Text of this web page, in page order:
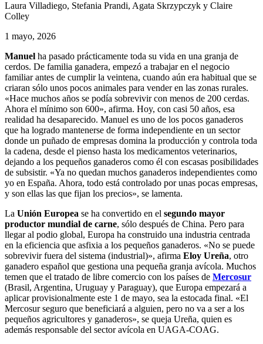
Laura Villadiego, Stefania Prandi, Agata Skrzypczyk y Claire
Colley
1 mayo, 2026
Manuel ha pasado prácticamente toda su vida en una granja de
cerdos. De familia ganadera, empezó a trabajar en el negocio
familiar antes de cumplir la veintena, cuando aún era habitual que se
criaran sólo unos pocos animales para vender en las zonas rurales.
«Hace muchos años se podía sobrevivir con menos de 200 cerdas.
Ahora el mínimo son 600», afirma. Hoy, con casi 50 años, esa
realidad ha desaparecido. Manuel es uno de los pocos ganaderos
que ha logrado mantenerse de forma independiente en un sector
donde un puñado de empresas domina la producción y controla toda
la cadena, desde el pienso hasta los medicamentos veterinarios,
dejando a los pequeños ganaderos como él con escasas posibilidades
de subsistir. «Ya no quedan muchos ganaderos independientes como
yo en España. Ahora, todo está controlado por unas pocas empresas,
y son ellas las que fijan los precios», se lamenta.
La Unión Europea se ha convertido en el segundo mayor
productor mundial de carne, sólo después de China. Pero para
llegar al podio global, Europa ha construido una industria centrada
en la eficiencia que asfixia a los pequeños ganaderos. «No se puede
sobrevivir fuera del sistema (industrial)», afirma Eloy Ureña, otro
ganadero español que gestiona una pequeña granja avícola. Muchos
temen que el tratado de libre comercio con los países de Mercosur
(Brasil, Argentina, Uruguay y Paraguay), que Europa empezará a
aplicar provisionalmente este 1 de mayo, sea la estocada final. «El
Mercosur seguro que beneficiará a alguien, pero no va a ser a los
pequeños agricultores y ganaderos», se queja Ureña, quien es
además responsable del sector avícola en UAGA-COAG.